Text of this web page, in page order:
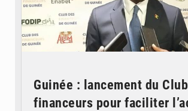
Guinée : lancement du
financeurs pour faciliter